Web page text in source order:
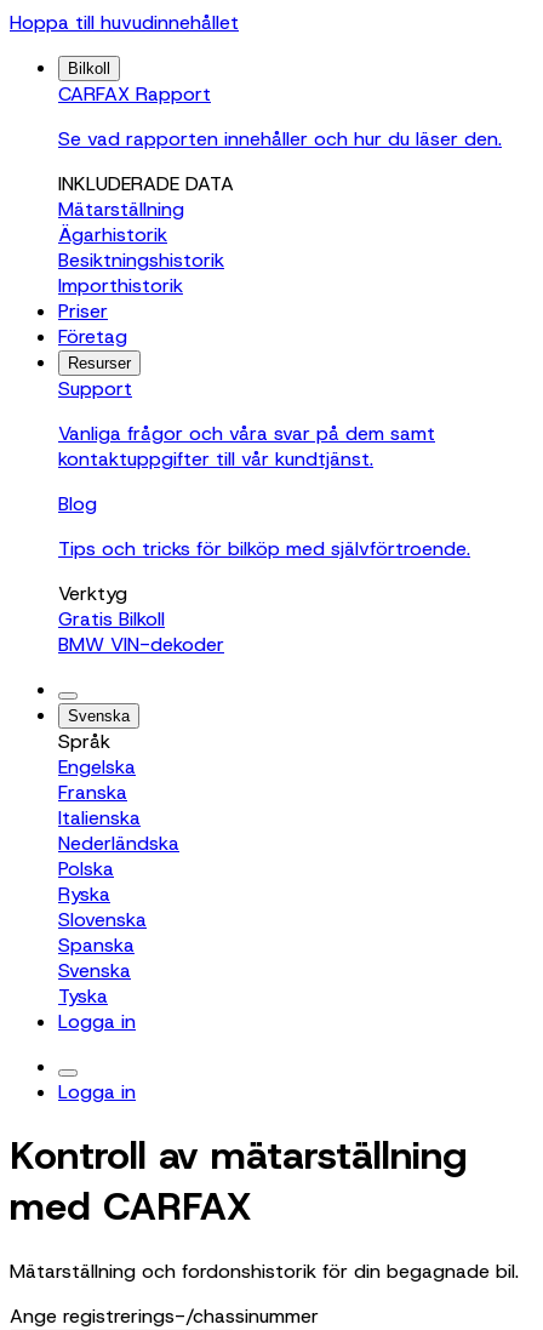
Hoppa till huvudinnehållet
Bilkoll
CARFAX Rapport
Se vad rapporten innehåller och hur du läser den.
INKLUDERADE DATA
Mätarställning
Ägarhistorik
Besiktningshistorik
Importhistorik
Priser
Företag
Resurser
Support
Vanliga frågor och våra svar på dem samt
kontaktuppgifter till vår kundtjänst.
Blog
Tips och tricks för bilköp med självförtroende.
Verktyg
Gratis Bilkoll
BMW VIN-dekoder
Svenska
Språk
Engelska
Franska
Italienska
Nederländska
Polska
Ryska
Slovenska
Spanska
Svenska
Tyska
Logga in
Logga in
Kontroll av mätarställning
med CARFAX
Mätarställning och fordonshistorik för din begagnade bil.
Ange registrerings-/chassinummer